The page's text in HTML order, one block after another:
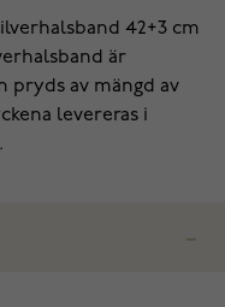
42+3 cm
är
pryds av mängd av
levereras i